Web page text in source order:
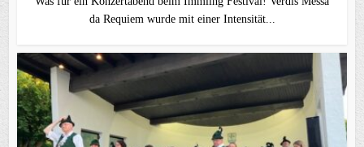
da Requiem wurde mit einer Intensität...